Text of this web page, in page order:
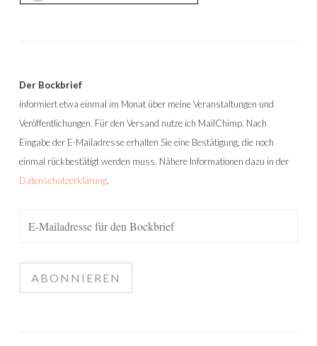
Der Bockbrief
informiert etwa einmal im Monat über meine Veranstaltungen und
Veröffentlichungen. Für den Versand nutze ich MailChimp. Nach
Eingabe der E-Mailadresse erhalten Sie eine Bestätigung, die noch
einmal rückbestätigt werden muss. Nähere Informationen dazu in der
Datenschutzerklärung.